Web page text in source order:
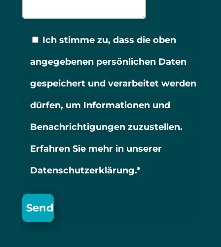
Ich stimme zu, dass die oben
angegebenen persönlichen Daten
gespeichert und verarbeitet werden
dürfen, um Informationen und
Benachrichtigungen zuzustellen.
Erfahren Sie mehr in unserer
Datenschutzerklärung.*